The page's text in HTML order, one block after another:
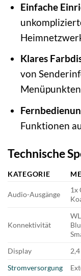
Einfache
Klares
von
Funktionen
Technische
KATEGORIE
Audio-Ausgänge
1x
Konnektivität
Display
Stromversorgung